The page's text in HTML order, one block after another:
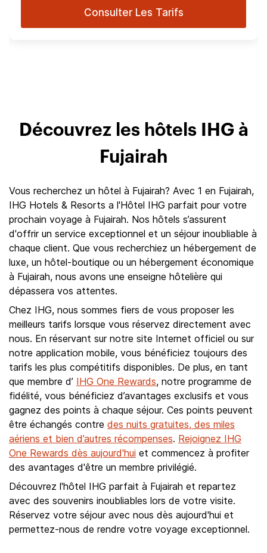
Consulter Les Tarifs
Découvrez les hôtels IHG à
Fujairah
Vous recherchez un hôtel à Fujairah? Avec 1 en Fujairah,
IHG Hotels & Resorts a l'Hôtel IHG parfait pour votre
prochain voyage à Fujairah. Nos hôtels s’assurent
d'offrir un service exceptionnel et un séjour inoubliable à
chaque client. Que vous recherchiez un hébergement de
luxe, un hôtel-boutique ou un hébergement économique
à Fujairah, nous avons une enseigne hôtelière qui
dépassera vos attentes.
Chez IHG, nous sommes fiers de vous proposer les
meilleurs tarifs lorsque vous réservez directement avec
nous. En réservant sur notre site Internet officiel ou sur
notre application mobile, vous bénéficiez toujours des
tarifs les plus compétitifs disponibles. De plus, en tant
que membre d’ IHG One Rewards, notre programme de
fidélité, vous bénéficiez d’avantages exclusifs et vous
gagnez des points à chaque séjour. Ces points peuvent
être échangés contre des nuits gratuites, des miles
aériens et bien d’autres récompenses. Rejoignez IHG
One Rewards dès aujourd'hui et commencez à profiter
des avantages d'être un membre privilégié.
Découvrez l'hôtel IHG parfait à Fujairah et repartez
avec des souvenirs inoubliables lors de votre visite.
Réservez votre séjour avec nous dès aujourd'hui et
permettez-nous de rendre votre voyage exceptionnel.